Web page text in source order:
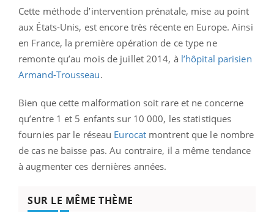
Cette méthode d’intervention prénatale, mise au point
aux États-Unis, est encore très récente en Europe. Ainsi
en France, la première opération de ce type ne
remonte qu’au mois de juillet 2014, à l’hôpital parisien
Armand-Trousseau.
Bien que cette malformation soit rare et ne concerne
qu’entre 1 et 5 enfants sur 10 000, les statistiques
fournies par le réseau Eurocat montrent que le nombre
de cas ne baisse pas. Au contraire, il a même tendance
à augmenter ces dernières années.
SUR LE MÊME THÈME